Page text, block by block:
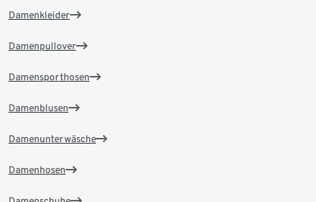
Damenkleider
Damenpullover
Damensporthosen
Damenblusen
Damenunterwäsche
Damenhosen